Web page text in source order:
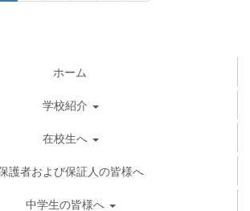
ホーム
学校紹介
在校生へ
護者および保証人の皆様へ
中学生の皆様へ